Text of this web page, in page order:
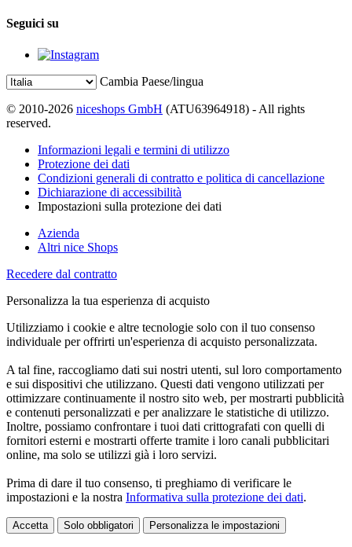
Seguici su
Cambia Paese/lingua
© 2010-2026 niceshops GmbH (ATU63964918) - All rights
reserved.
Informazioni legali e termini di utilizzo
Protezione dei dati
Condizioni generali di contratto e politica di cancellazione
Dichiarazione di accessibilità
Impostazioni sulla protezione dei dati
Azienda
Altri nice Shops
Recedere dal contratto
Personalizza la tua esperienza di acquisto
Utilizziamo i cookie e altre tecnologie solo con il tuo consenso
individuale per offrirti un'esperienza di acquisto personalizzata.
A tal fine, raccogliamo dati sui nostri utenti, sul loro comportamento
e sui dispositivi che utilizzano. Questi dati vengono utilizzati per
ottimizzare continuamente il nostro sito web, per mostrarti pubblicità
e contenuti personalizzati e per analizzare le statistiche di utilizzo.
Inoltre, possiamo confrontare i tuoi dati crittografati con quelli di
fornitori esterni e mostrarti offerte tramite i loro canali pubblicitari
online, ma solo se utilizzi già i loro servizi.
Prima di dare il tuo consenso, ti preghiamo di verificare le
impostazioni e la nostra Informativa sulla protezione dei dati.
Accetta Solo obbligatori Personalizza le impostazioni